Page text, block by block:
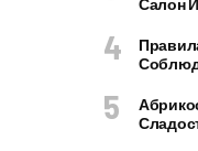
Салон